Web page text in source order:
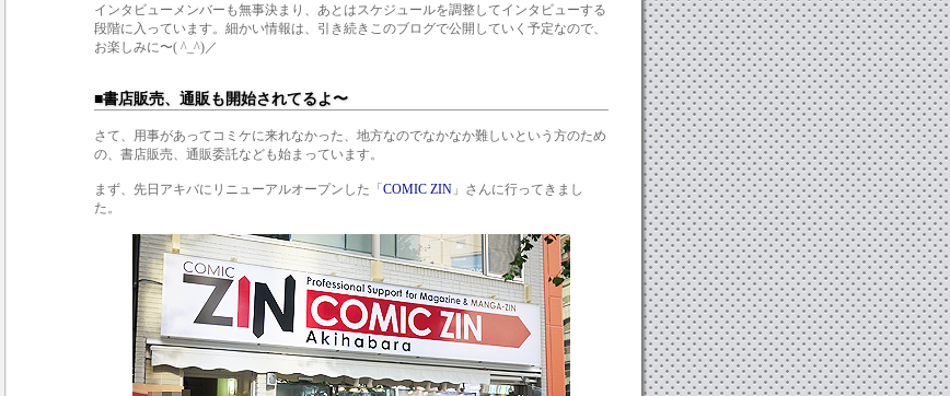
インタビューメンバーも無事決まり、あとはスケジュールを調整してインタビューする
段階に入っています。細かい情報は、引き続きこのブログで公開していく予定なので、
お楽しみに〜( ^_^)／
■書店販売、通販も開始されてるよ〜
さて、用事があってコミケに来れなかった、地方なのでなかなか難しいという方のため
の、書店販売、通販委託なども始まっています。
まず、先日アキバにリニューアルオープンした「COMIC ZIN 」さんに行ってきまし
た。